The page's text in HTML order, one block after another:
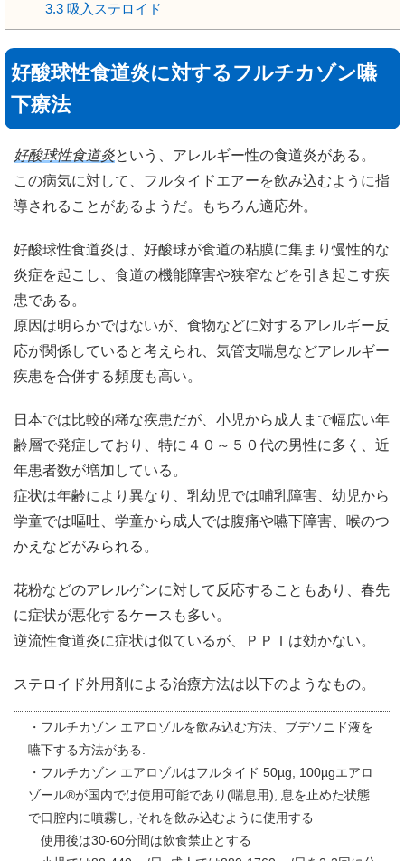
3.3吸入ステロイド
好酸球性食道炎に対するフルチカゾン嚥
下療法
好酸球性食道炎という、アレルギー性の食道炎がある。
この病気に対して、フルタイドエアーを飲み込むように指
導されることがあるようだ。もちろん適応外。
好酸球性食道炎は、好酸球が食道の粘膜に集まり慢性的な
炎症を起こし、食道の機能障害や狭窄などを引き起こす疾
患である。
原因は明らかではないが、食物などに対するアレルギー反
応が関係していると考えられ、気管支喘息などアレルギー
疾患を合併する頻度も高い。
日本では比較的稀な疾患だが、小児から成人まで幅広い年
齢層で発症しており、特に４０～５０代の男性に多く、近
年患者数が増加している。
症状は年齢により異なり、乳幼児では哺乳障害、幼児から
学童では嘔吐、学童から成人では腹痛や嚥下障害、喉のつ
かえなどがみられる。
花粉などのアレルゲンに対して反応することもあり、春先
に症状が悪化するケースも多い。
逆流性食道炎に症状は似ているが、ＰＰＩは効かない。
ステロイド外用剤による治療方法は以下のようなもの。
・フルチカゾン エアロゾルを飲み込む方法、ブデソニド液を
嚥下する方法がある.
・フルチカゾン エアロゾルはフルタイド 50µg, 100µgエアロ
ゾール®が国内では使用可能であり(喘息用), 息を止めた状態
で口腔内に噴霧し, それを飲み込むように使用する
使用後は30-60分間は飲食禁止とする